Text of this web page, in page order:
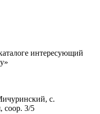
интересующий
с.
соор. 3/5